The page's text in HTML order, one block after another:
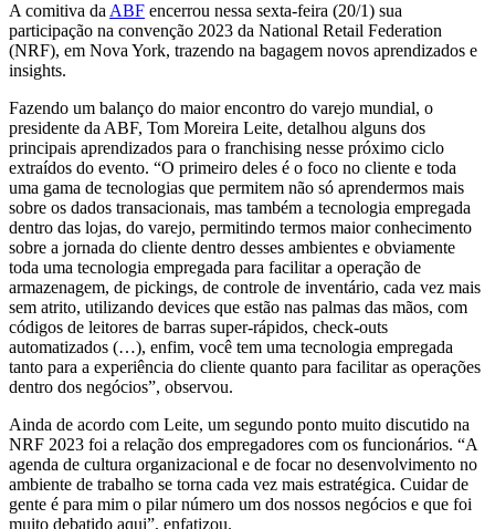
A comitiva da ABF encerrou nessa sexta-feira (20/1) sua
participação na convenção 2023 da National Retail Federation
(NRF), em Nova York, trazendo na bagagem novos aprendizados e
insights.
Fazendo um balanço do maior encontro do varejo mundial, o
presidente da ABF, Tom Moreira Leite, detalhou alguns dos
principais aprendizados para o franchising nesse próximo ciclo
extraídos do evento. “O primeiro deles é o foco no cliente e toda
uma gama de tecnologias que permitem não só aprendermos mais
sobre os dados transacionais, mas também a tecnologia empregada
dentro das lojas, do varejo, permitindo termos maior conhecimento
sobre a jornada do cliente dentro desses ambientes e obviamente
toda uma tecnologia empregada para facilitar a operação de
armazenagem, de pickings, de controle de inventário, cada vez mais
sem atrito, utilizando devices que estão nas palmas das mãos, com
códigos de leitores de barras super-rápidos, check-outs
automatizados (…), enfim, você tem uma tecnologia empregada
tanto para a experiência do cliente quanto para facilitar as operações
dentro dos negócios”, observou.
Ainda de acordo com Leite, um segundo ponto muito discutido na
NRF 2023 foi a relação dos empregadores com os funcionários. “A
agenda de cultura organizacional e de focar no desenvolvimento no
ambiente de trabalho se torna cada vez mais estratégica. Cuidar de
gente é para mim o pilar número um dos nossos negócios e que foi
muito debatido aqui”, enfatizou.